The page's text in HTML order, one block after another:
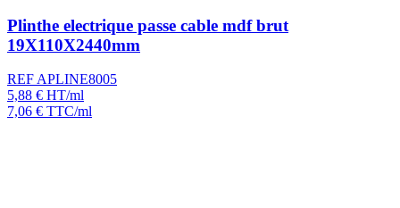
Plinthe electrique passe cable mdf brut
19X110X2440mm
REF APLINE8005
5,88 € HT/ml
7,06 € TTC/ml